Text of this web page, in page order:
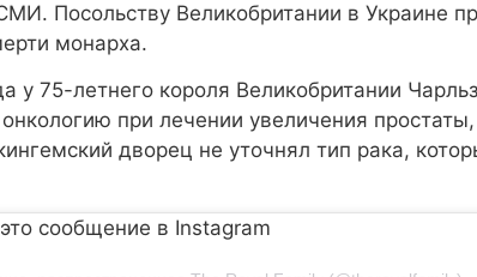
Посольству Великобритании в Украине
монарха.
у 75-летнего короля Великобритании
при лечении увеличения
дворец не уточнял тип рака,
сообщение в Instagram